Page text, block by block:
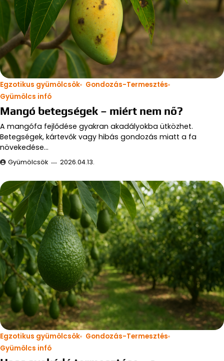
Egzotikus gyümölcsök
Gondozás-Termesztés
Gyümölcs infó
Mangó betegségek – miért nem nő?
A mangófa fejlődése gyakran akadályokba ütközhet.
Betegségek, kártevők vagy hibás gondozás miatt a fa
növekedése…
Gyümölcsök 2026.04.13.
Egzotikus gyümölcsök
Gondozás-Termesztés
Gyümölcs infó